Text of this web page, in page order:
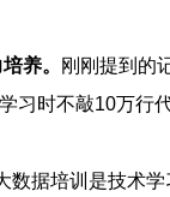
养。
刚刚提到的
习时不敲10万行
培训是技术学